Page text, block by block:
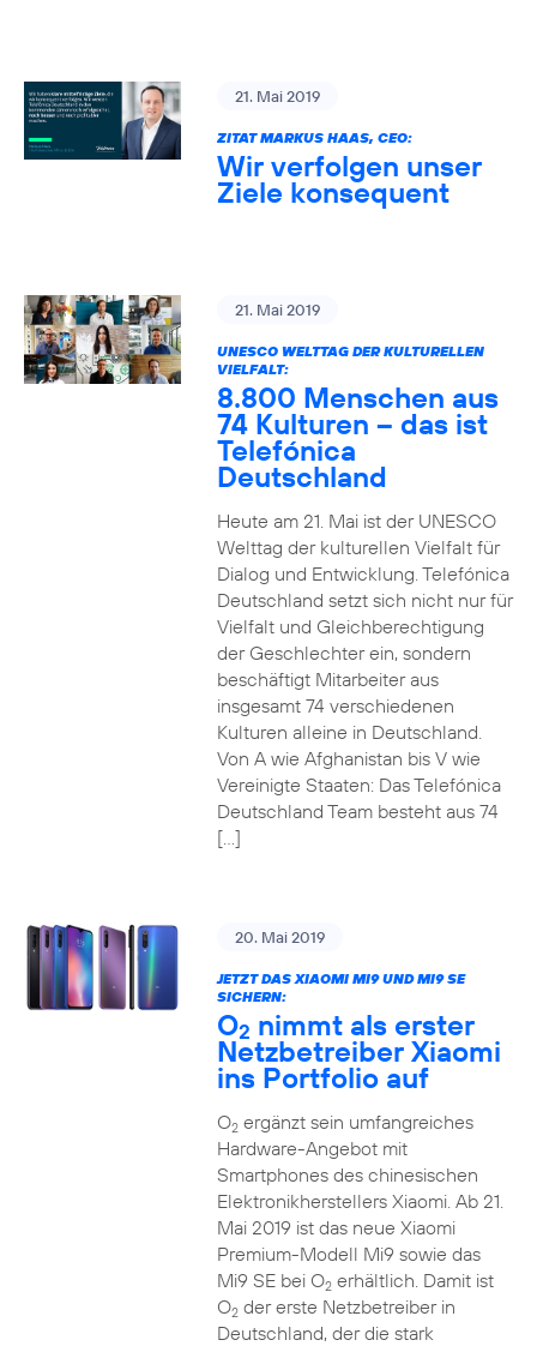
21. Mai 2019
ZITAT MARKUS HAAS, CEO:
Wir verfolgen unser
Ziele konsequent
21. Mai 2019
UNESCO WELTTAG DER KULTURELLEN
VIELFALT:
8.800 Menschen aus
74 Kulturen – das ist
Telefónica
Deutschland
Heute am 21. Mai ist der UNESCO
Welttag der kulturellen Vielfalt für
Dialog und Entwicklung. Telefónica
Deutschland setzt sich nicht nur für
Vielfalt und Gleichberechtigung
der Geschlechter ein, sondern
beschäftigt Mitarbeiter aus
insgesamt 74 verschiedenen
Kulturen alleine in Deutschland.
Von A wie Afghanistan bis V wie
Vereinigte Staaten: Das Telefónica
Deutschland Team besteht aus 74
[…]
20. Mai 2019
JETZT DAS XIAOMI MI9 UND MI9 SE
SICHERN:
O2 nimmt als erster
Netzbetreiber Xiaomi
ins Portfolio auf
O2ergänzt sein umfangreiches
Hardware-Angebot mit
Smartphones des chinesischen
Elektronikherstellers Xiaomi. Ab 21.
Mai 2019 ist das neue Xiaomi
Premium-Modell Mi9 sowie das
Mi9 SE bei O2erhältlich. Damit ist
O2der erste Netzbetreiber in
Deutschland, der die stark